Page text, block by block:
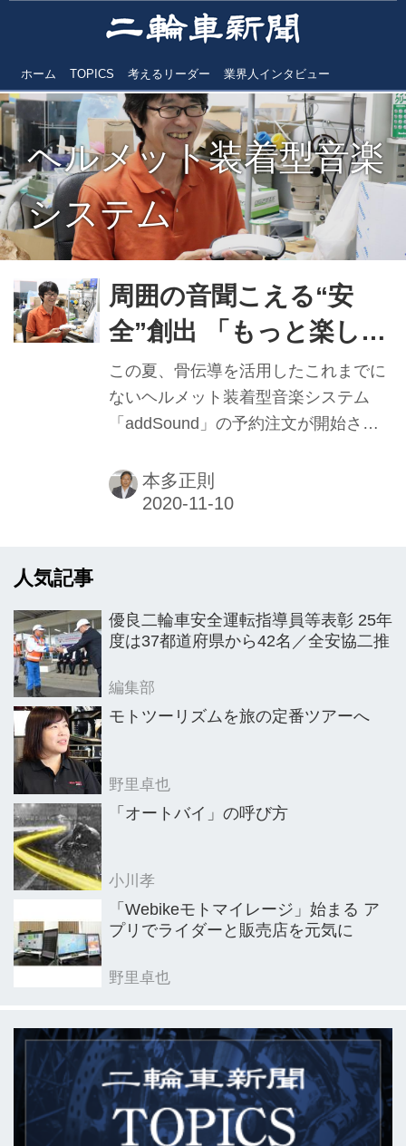
ホーム TOPICS 考えるリーダー 業界人インタビュー
ヘルメット装着型音楽
システム
周囲の音聞こえる“安
全”創出 「もっと楽しく
快適に走ってほしい」
／あおごち社長 山田斉
この夏、骨伝導を活用したこれまでに
ないヘルメット装着型音楽システム
「addSound」の予約注文が開始され
発したのは（株）あおごちの山田斉社
長。昨年7月、同製品のクラウドファ
本多正則
人気記事
優良二輪車安全運転指導員等表彰 25年
度は37都道府県から42名／全安協二推
編集部
モトツーリズムを旅の定番ツアーへ
野里卓也
「オートバイ」の呼び方
小川孝
「Webikeモトマイレージ」始まる ア
プリでライダーと販売店を元気に
野里卓也